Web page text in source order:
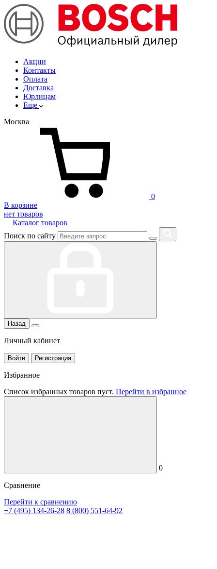
Акции
Контакты
Оплата
Доставка
Юрлицам
Еще
Москва
0
В корзине
нет товаров
Каталог товаров
Поиск по сайту
Назад
Личный кабинет
Войти Регистрация
Избранное
Список избранных товаров пуст. Перейти в избранное
0
Сравнение
Перейти к сравнению
+7 (495) 134-26-28 8 (800) 551-64-92